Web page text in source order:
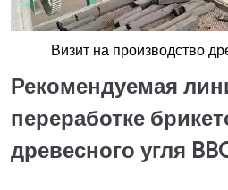
Визит на производство
Рекомендуемая
переработке
древесного угля